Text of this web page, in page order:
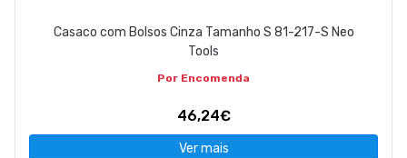
Casaco com Bolsos Cinza Tamanho S 81-217-S Neo
Tools
Por Encomenda
46,24€
Ver mais